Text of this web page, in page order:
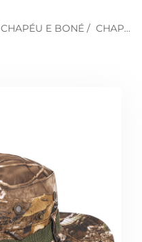
CHAPÉU E BONÉ / CHAPÉU CAMUFLADO